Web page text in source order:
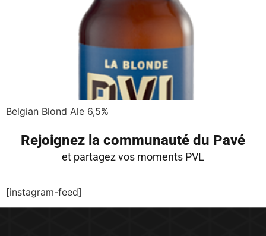
Belgian Blond Ale 6,5%
Rejoignez la communauté du Pavé
et partagez vos moments PVL
[instagram-feed]